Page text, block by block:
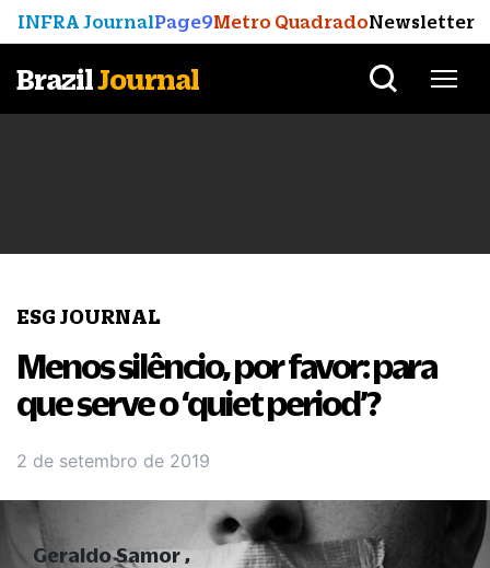
INFRA JournalPage9Metro QuadradoNewsletter
BrazilJournal
ESG JOURNAL
Menos silêncio, por favor: para
que serve o ‘quiet period’?
2 de setembro de 2019
Geraldo Samor